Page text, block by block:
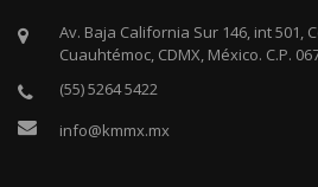
Av. Baja California Sur 146, int 501,
Cuauhtémoc, CDMX, México. C.P.
(55) 5264 5422
info@kmmx.mx